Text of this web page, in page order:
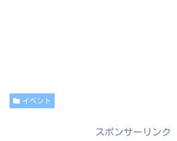
イベント
スポンサーリンク